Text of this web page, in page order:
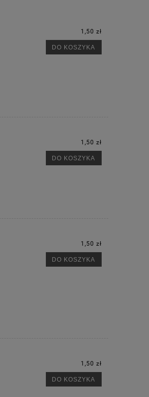
1,50 zł
DO KOSZYKA
1,50 zł
DO KOSZYKA
1,50 zł
DO KOSZYKA
1,50 zł
DO KOSZYKA